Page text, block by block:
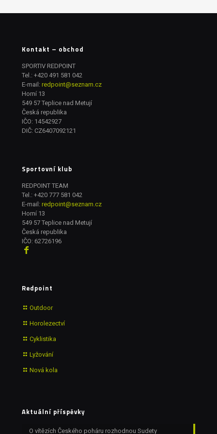
Kontakt – obchod
SPORTIV REDPOINT
Tel.: +420 491 581 042
E-mail: redpoint@seznam.cz
Horní 13
549 57 Teplice nad Metují
Česká republika
IČO: 14542927
DIČ: CZ6407092121
Sportovní klub
REDPOINT TEAM
Tel.: +420 777 581 042
E-mail: redpoint@seznam.cz
Horní 13
549 57 Teplice nad Metují
Česká republika
IČO: 62726196
Redpoint
Outdoor
Horolezectví
Cyklistika
Lyžování
Nová kola
Aktuální příspěvky
O vítězích Českého poháru rozhodnou Sudety